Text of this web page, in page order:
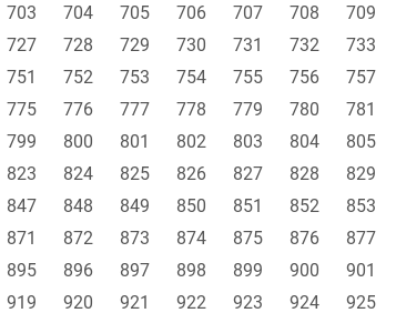
703 704 705 706 707 708 709
727 728 729 730 731 732 733
751 752 753 754 755 756 757
775 776 777 778 779 780 781
799 800 801 802 803 804 805
823 824 825 826 827 828 829
847 848 849 850 851 852 853
871 872 873 874 875 876 877
895 896 897 898 899 900 901
919 920 921 922 923 924 925